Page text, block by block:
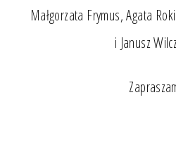
Małgorzata Frymus, Agata
i Janusz